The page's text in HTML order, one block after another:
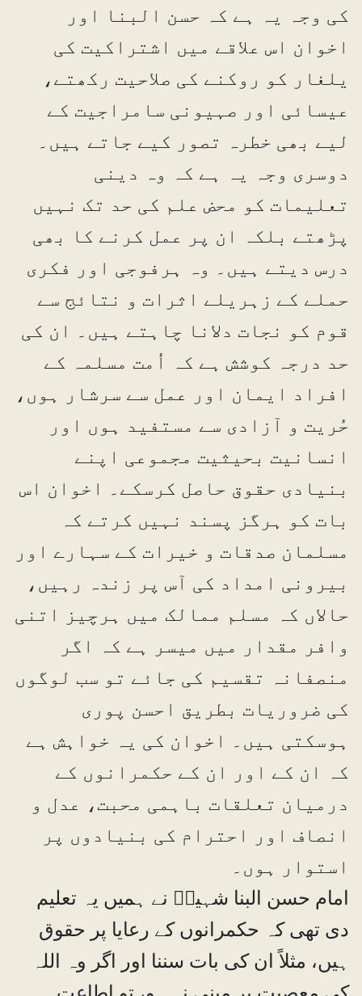
کی وجہ یہ ہے کہ حسن البنا اور
اخوان اس علاقے میں اشتراکیت کی
یلغار کو روکنے کی صلاحیت رکھتے،
عیسائی اور صہیونی سامراجیت کے
لیے بھی خطرہ تصور کیے جاتے ہیں۔
دوسری وجہ یہ ہے کہ وہ دینی
تعلیمات کو محض علم کی حد تک نہیں
پڑھتے بلکہ ان پر عمل کرنے کا بھی
درس دیتے ہیں۔ وہ ہرفوجی اور فکری
حملے کے زہریلے اثرات و نتائج سے
قوم کو نجات دلانا چاہتے ہیں۔ ان کی
حد درجہ کوشش ہے کہ اُمت مسلمہ کے
افراد ایمان اور عمل سے سرشار ہوں،
حُریت و آزادی سے مستفید ہوں اور
انسانیت بحیثیت مجموعی اپنے
بنیادی حقوق حاصل کرسکے۔ اخوان اس
بات کو ہرگز پسند نہیں کرتے کہ
مسلمان صدقات و خیرات کے سہارے اور
بیرونی امداد کی آس پر زندہ رہیں،
حالاں کہ مسلم ممالک میں ہرچیز اتنی
وافر مقدار میں میسر ہے کہ اگر
منصفانہ تقسیم کی جائے تو سب لوگوں
کی ضروریات بطریق احسن پوری
ہوسکتی ہیں۔ اخوان کی یہ خواہش ہے
کہ ان کے اور ان کے حکمرانوں کے
درمیان تعلقات باہمی محبت، عدل و
انصاف اور احترام کی بنیادوں پر
استوار ہوں۔
امام حسن البنا شہیدؒ نے ہمیں یہ تعلیم
دی تھی کہ حکمرانوں کے رعایا پر حقوق
ہیں، مثلاً ان کی بات سننا اور اگر وہ اللہ